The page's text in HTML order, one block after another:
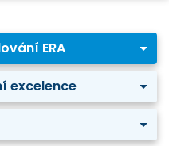
ERA
excelence